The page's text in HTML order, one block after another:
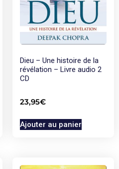
Dieu – Une histoire de la
révélation – Livre audio 2
CD
23,95€
Ajouter au panier